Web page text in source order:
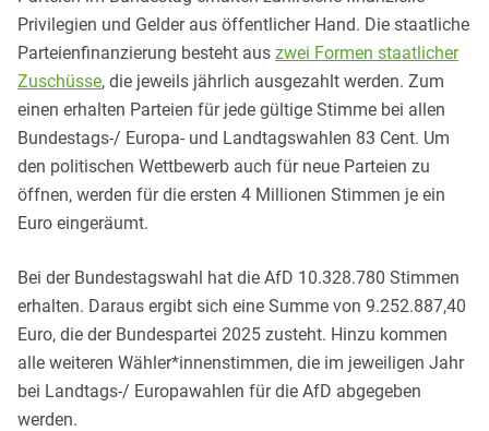
Privilegien und Gelder aus öffentlicher Hand. Die staatliche
Parteienfinanzierung besteht aus zwei Formen staatlicher
Zuschüsse, die jeweils jährlich ausgezahlt werden. Zum
einen erhalten Parteien für jede gültige Stimme bei allen
Bundestags-/ Europa- und Landtagswahlen 83 Cent. Um
den politischen Wettbewerb auch für neue Parteien zu
öffnen, werden für die ersten 4 Millionen Stimmen je ein
Euro eingeräumt.
Bei der Bundestagswahl hat die AfD 10.328.780 Stimmen
erhalten. Daraus ergibt sich eine Summe von 9.252.887,40
Euro, die der Bundespartei 2025 zusteht. Hinzu kommen
alle weiteren Wähler*innenstimmen, die im jeweiligen Jahr
bei Landtags-/ Europawahlen für die AfD abgegeben
werden.